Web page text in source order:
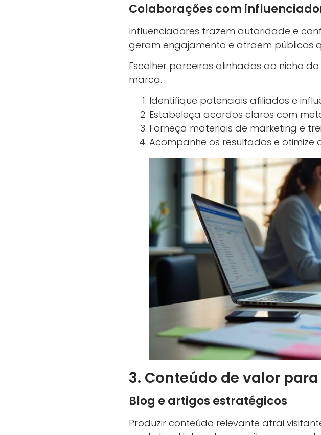
Colaborações com
Influenciadores trazem autoridade e
geram engajamento e atraem públicos
Escolher parceiros alinhados ao nicho
marca.
Identifique potenciais afiliados e
Estabeleça acordos claros com
Forneça materiais de marketing e
Acompanhe os resultados e otimize
3. Conteúdo de valor
Blog e artigos estratégicos
Produzir conteúdo relevante atrai